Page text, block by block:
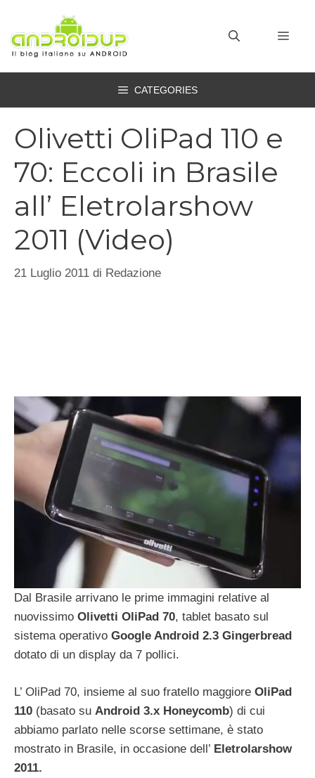
contenuto
CATEGORIES
Olivetti OliPad 110 e
70: Eccoli in Brasile
all’ Eletrolarshow
2011 (Video)
21 Luglio 2011 di Redazione
Dal Brasile arrivano le prime immagini relative al
nuovissimo Olivetti OliPad 70, tablet basato sul
sistema operativo Google Android 2.3 Gingerbread
dotato di un display da 7 pollici.
L’ OliPad 70, insieme al suo fratello maggiore OliPad
110 (basato su Android 3.x Honeycomb) di cui
abbiamo parlato nelle scorse settimane, è stato
mostrato in Brasile, in occasione dell’ Eletrolarshow
2011.